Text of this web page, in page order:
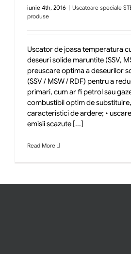
iunie 4th, 2016 | Uscatoare speciale
produse
Uscator de joasa temperatura
deseuri solide maruntite (SSV,
preuscare optima a deseurilor
(SSV / MSW / RDF) pentru a
primari, cum ar fi petrol sau
combustibil optim de
caracteristici de ardere; •
emisii scazute [...]
Read More